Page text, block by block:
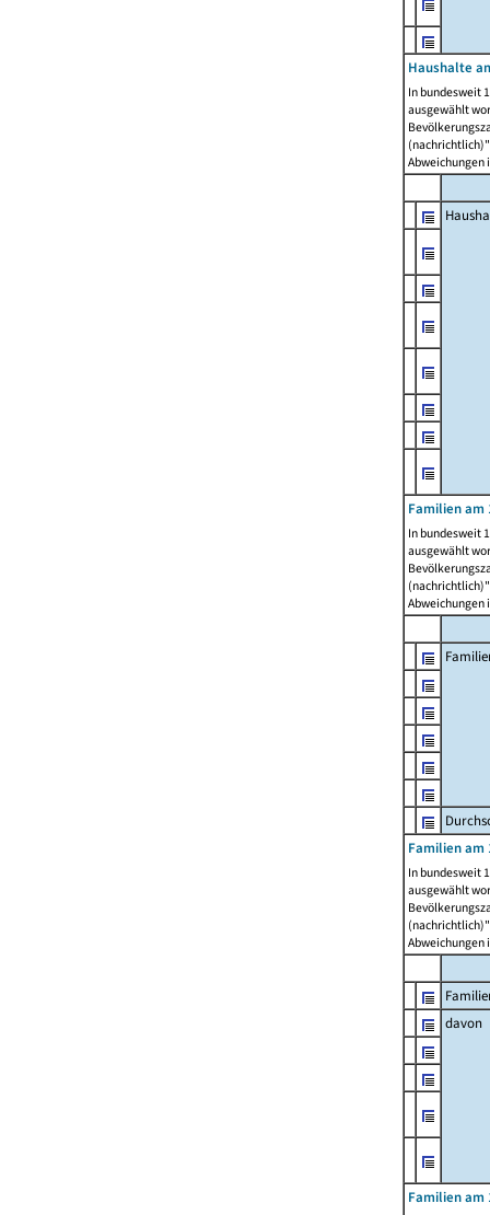
Haushalte
In bundesweit
ausgewählt
Abweichungen
Familien am
In bundesweit
ausgewählt
Abweichungen
Familien am
In bundesweit
ausgewählt
Abweichungen
davon
Familien am